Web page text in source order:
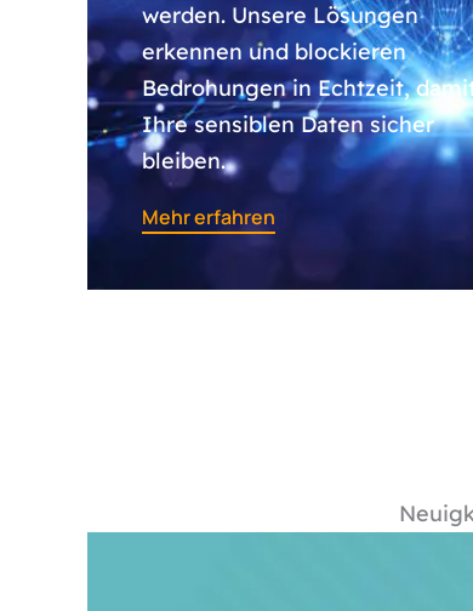
werden. Unsere Lösungen
erkennen und blockieren
Bedrohungen in Echtzeit,
Ihre sensiblen Daten sicher
bleiben.
Mehr erfahren